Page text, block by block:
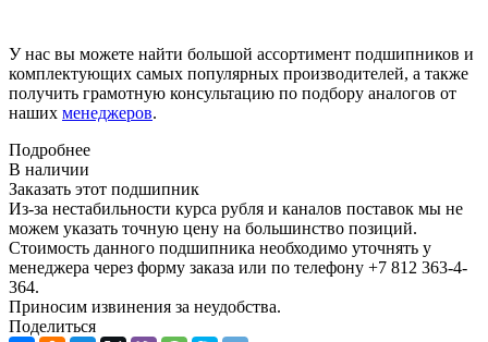
У нас вы можете найти большой ассортимент подшипников и
комплектующих самых популярных производителей, а также
получить грамотную консультацию по подбору аналогов от
наших менеджеров.
Подробнее
В наличии
Заказать этот подшипник
Из-за нестабильности курса рубля и каналов поставок мы не
можем указать точную цену на большинство позиций.
Стоимость данного подшипника необходимо уточнять у
менеджера через форму заказа или по телефону +7 812 363-4-
364.
Приносим извинения за неудобства.
Поделиться